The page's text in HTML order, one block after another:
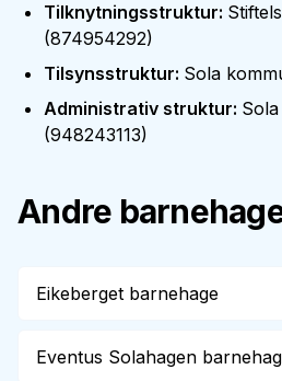
Tilknytningsstruktur:
(874954292)
Tilsynsstruktur: Sola
Administrativ struktur:
(948243113)
Andre
Eikeberget barnehage
Eventus Solahagen